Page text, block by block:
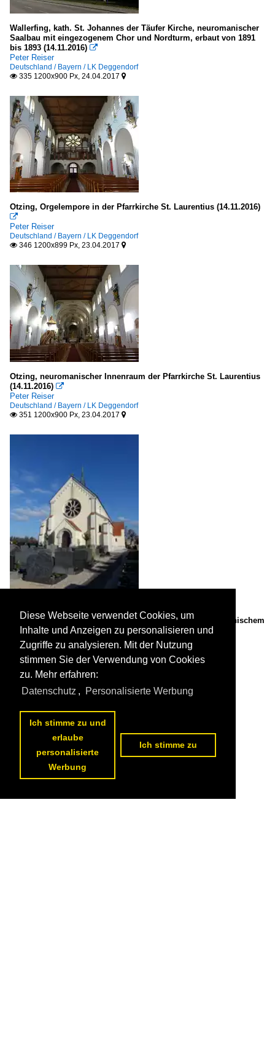
Wallerfing, kath. St. Johannes der Täufer Kirche, neuromanischer
Saalbau mit eingezogenem Chor und Nordturm, erbaut von 1891
bis 1893 (14.11.2016) 
Peter Reiser
Deutschland / Bayern / LK Deggendorf
 335 1200x900 Px, 24.04.2017 
Otzing, Orgelempore in der Pfarrkirche St. Laurentius (14.11.2016)

Peter Reiser
Deutschland / Bayern / LK Deggendorf
 346 1200x899 Px, 23.04.2017 
Otzing, neuromanischer Innenraum der Pfarrkirche St. Laurentius
(14.11.2016) 
Peter Reiser
Deutschland / Bayern / LK Deggendorf
 351 1200x900 Px, 23.04.2017 
Otzing, Pfarrkirche St. Laurentius, erbaut 1899 in neuromanischem
Stil (14.11.2016) 
Peter Reiser
Deutschland / Bayern / LK Deggendorf
343 900x1200 Px, 23.04.2017
Diese Webseite verwendet Cookies, um
Inhalte und Anzeigen zu personalisieren und
Zugriffe zu analysieren. Mit der Nutzung
stimmen Sie der Verwendung von Cookies
zu. Mehr erfahren:
Datenschutz , Personalisierte Werbung
Ich stimme zu und
erlaube
personalisierte
Werbung
Ich stimme zu